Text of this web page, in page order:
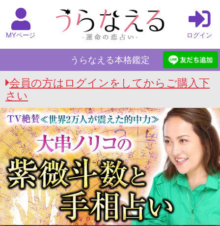
MYページ ログイン
うらなえる本格鑑定
会員の方はログインをしてからご購入下
うらなえる本格鑑定 Top>大串ノリコの紫微斗数
と手相占い >距離あるけど…この先、縮まる？
付き合える？相手の本音/次展開/決断